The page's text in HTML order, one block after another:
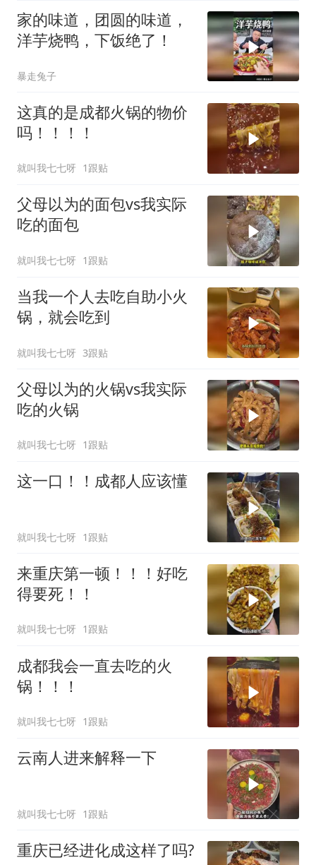
家的味道，团圆的味道，
洋芋烧鸭，下饭绝了！
暴走兔子
这真的是成都火锅的物价
吗！！！！
就叫我七七呀 1跟贴
父母以为的面包vs我实际
吃的面包
就叫我七七呀 1跟贴
当我一个人去吃自助小火
锅，就会吃到
就叫我七七呀 3跟贴
父母以为的火锅vs我实际
吃的火锅
就叫我七七呀 1跟贴
这一口！！成都人应该懂
就叫我七七呀 1跟贴
来重庆第一顿！！！好吃
得要死！！
就叫我七七呀 1跟贴
成都我会一直去吃的火
锅！！！
就叫我七七呀 1跟贴
云南人进来解释一下
就叫我七七呀 1跟贴
重庆已经进化成这样了吗?